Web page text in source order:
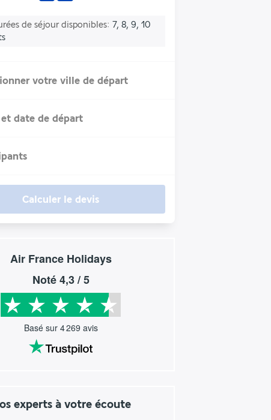
de séjour disponibles 7, 8, 9, 10
votre ville de départ
et date de départ
Calculer le devis
Air France Holidays
Noté4,3/ 5
Basé sur 4 269 avis
experts à votre écoute